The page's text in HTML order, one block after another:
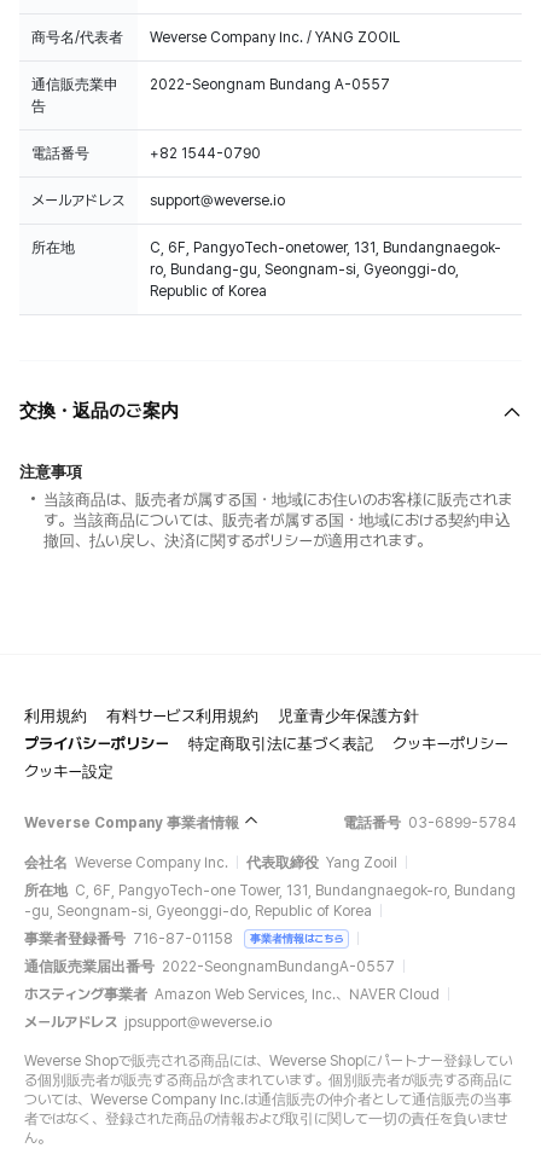
商号名/代表者 Weverse Company Inc. / YANG ZOOIL
通信販売業申
告
2022-Seongnam Bundang A-0557
電話番号 +82 1544-0790
メールアドレス support@weverse.io
所在地
C, 6F, PangyoTech-onetower, 131, Bundangnaegok-
ro, Bundang-gu, Seongnam-si, Gyeonggi-do,
Republic of Korea
交換・返品のご案内
注意事項
当該商品は、販売者が属する国・地域にお住いのお客様に販売されま
す。当該商品については、販売者が属する国・地域における契約申込
撤回、払い戻し、決済に関するポリシーが適用されます。
利用規約 有料サービス利用規約
児童青少年保護方針
プライバシーポリシー
特定商取引法に基づく表記
クッキーポリシー
クッキー設定
Weverse Company 事業者情報 電話番号 03-6899-5784
会社名 Weverse Company Inc. 代表取締役 Yang Zooil
所在地 C, 6F, PangyoTech-one Tower, 131, Bundangnaegok-ro, Bundang
-gu, Seongnam-si, Gyeonggi-do, Republic of Korea
事業者登録番号 716-87-01158 事業者情報はこちら
通信販売業届出番号 2022-SeongnamBundangA-0557
ホスティング事業者 Amazon Web Services, Inc.、NAVER Cloud
メールアドレス jpsupport@weverse.io
Weverse Shopで販売される商品には、Weverse Shopにパートナー登録してい
る個別販売者が販売する商品が含まれています。個別販売者が販売する商品に
ついては、Weverse Company Inc.は通信販売の仲介者として通信販売の当事
者ではなく、登録された商品の情報および取引に関して一切の責任を負いませ
ん。